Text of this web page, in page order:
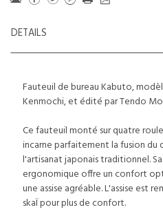
DETAILS
Fauteuil de bureau Kabuto,
Kenmochi, et édité par Tendo
Ce fauteuil monté sur quatre
incarne parfaitement la fusion du
l'artisanat japonais traditionnel.
ergonomique offre un confort
une assise agréable. L'assise est
skaÏ pour plus de confort.